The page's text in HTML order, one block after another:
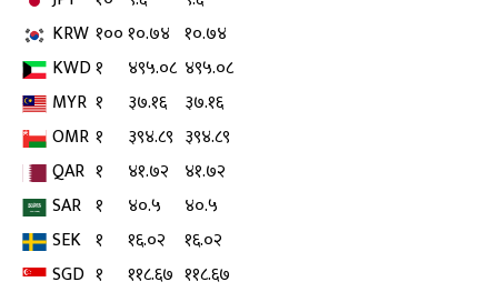
KRW १००१०.७४ १०.७४
KWD१ ४९५.०८ ४९५.०८
MYR १ ३७.१६
३७.१६
OMR १ ३९४.८९ ३९४.८९
QAR १ ४१.७२ ४१.७२
SAR १ ४०.५
४०.५
SEK १ १६.०२
१६.०२
SGD १ ११८.६७ ११८.६७